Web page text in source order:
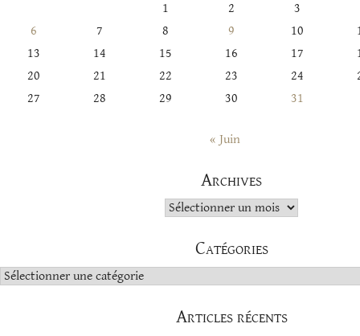
1
2
3
6
7 8 9 10
13
14 15 16 17
20
21 22 23 24
27
28 29 30 31
« Juin
Archives
Archives
Catégories
Catégories
Articles récents